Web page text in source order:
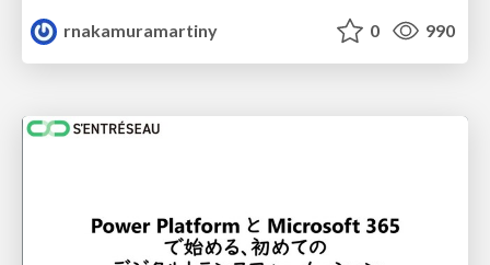
rnakamuramartiny
0 990